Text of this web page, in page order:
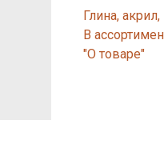
Глина,
В
"О товаре"